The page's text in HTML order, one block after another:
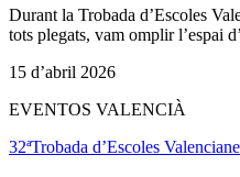
Durant la Trobada d’Escoles
tots plegats, vam omplir l’espai
15 d’abril 2026
EVENTOS VALENCIÀ
32ªTrobada d’Escoles